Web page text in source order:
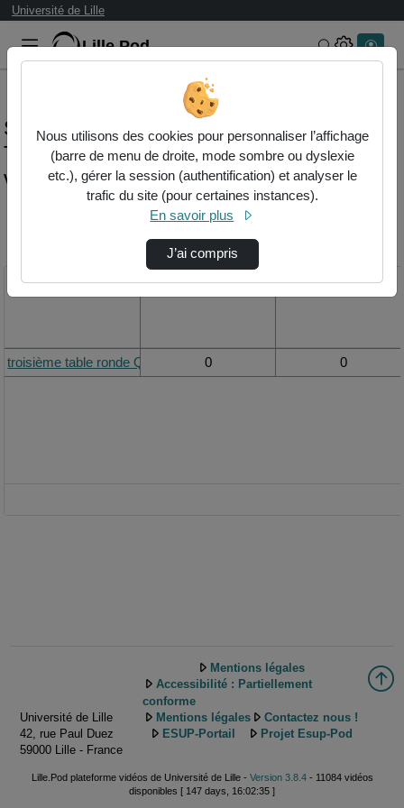
Université de Lille
Lille.Pod Rechercher
Statistiques de visualisation de la vidéo
Troisième table ronde questions
v3.11.mp4
Titre Vue de la journée Vue du mois
troisième table ronde Questions V3.11.mp4
0 0
Université de Lille
42, rue Paul Duez
59000 Lille - France
Mentions légales
Accessibilité : Partiellement
conforme
Mentions légales
Contactez nous !
ESUP-Portail
Projet Esup-Pod
Lille.Pod plateforme vidéos de Université de Lille - Version 3.8.4- 11084 vidéos
disponibles [ 147 days, 16:02:35 ]
Nous utilisons des cookies pour personnaliser l’affichage
(barre de menu de droite, mode sombre ou dyslexie
etc.), gérer la session (authentification) et analyser le
trafic du site (pour certaines instances).
En savoir plus
J’ai compris